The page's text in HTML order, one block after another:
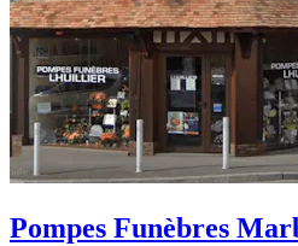
Pompes Funèbres